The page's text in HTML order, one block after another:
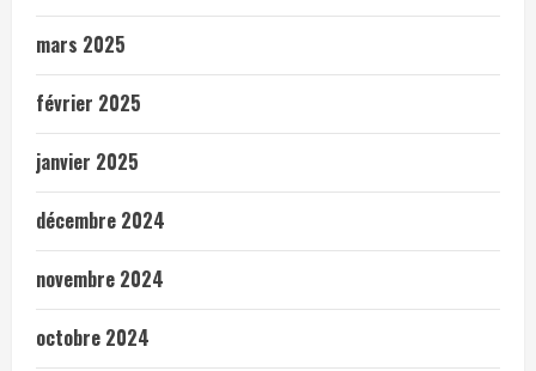
mars 2025
février 2025
janvier 2025
décembre 2024
novembre 2024
octobre 2024